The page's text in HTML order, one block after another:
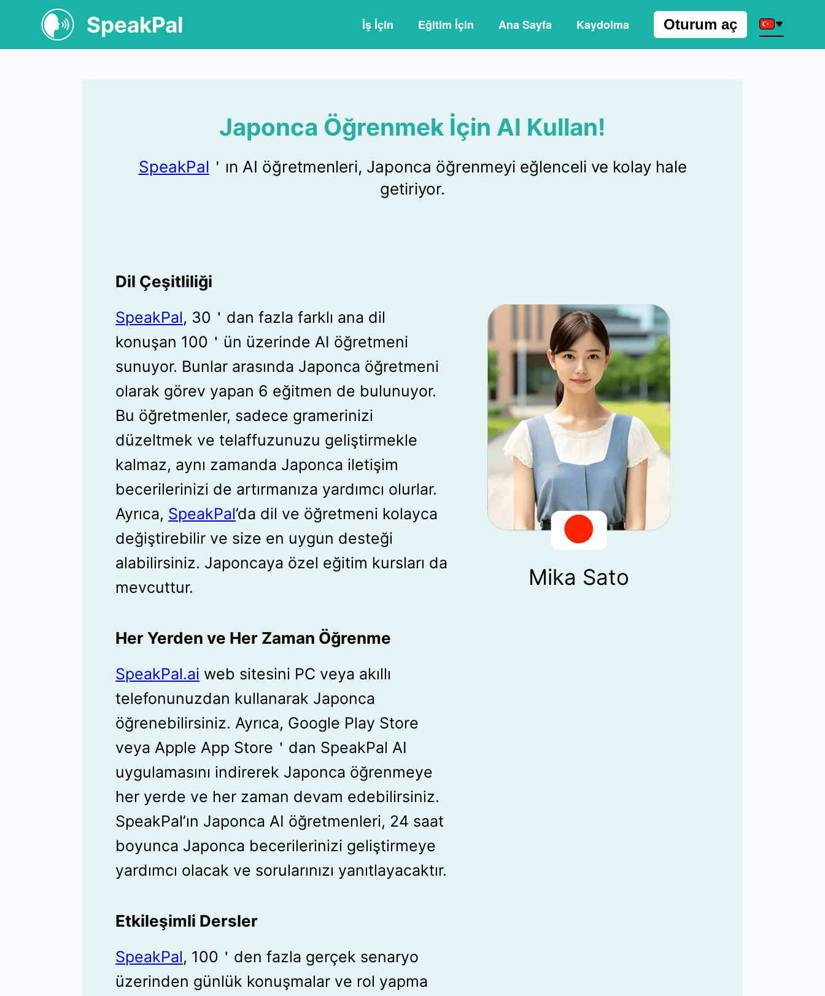
SpeakPal İş İçin Eğitim İçin Ana Sayfa Kaydolma Oturum aç
Japonca Öğrenmek İçin AI Kullan!
SpeakPal ＇ın AI öğretmenleri, Japonca öğrenmeyi eğlenceli ve kolay hale
getiriyor.
Dil Çeşitliliği
SpeakPal, 30＇dan fazla farklı ana dil
konuşan 100＇ün üzerinde AI öğretmeni
sunuyor. Bunlar arasında Japonca öğretmeni
olarak görev yapan 6 eğitmen de bulunuyor.
Bu öğretmenler, sadece gramerinizi
düzeltmek ve telaffuzunuzu geliştirmekle
kalmaz, aynı zamanda Japonca iletişim
becerilerinizi de artırmanıza yardımcı olurlar.
Ayrıca, SpeakPal’da dil ve öğretmeni kolayca
değiştirebilir ve size en uygun desteği
alabilirsiniz. Japoncaya özel eğitim kursları da
mevcuttur.
Her Yerden ve Her Zaman Öğrenme
SpeakPal.ai web sitesini PC veya akıllı
telefonunuzdan kullanarak Japonca
öğrenebilirsiniz. Ayrıca, Google Play Store
veya Apple App Store＇dan SpeakPal AI
uygulamasını indirerek Japonca öğrenmeye
her yerde ve her zaman devam edebilirsiniz.
SpeakPal’ın Japonca AI öğretmenleri, 24 saat
boyunca Japonca becerilerinizi geliştirmeye
yardımcı olacak ve sorularınızı yanıtlayacaktır.
Etkileşimli Dersler
SpeakPal, 100＇den fazla gerçek senaryo
üzerinden günlük konuşmalar ve rol yapma
Mika Sato